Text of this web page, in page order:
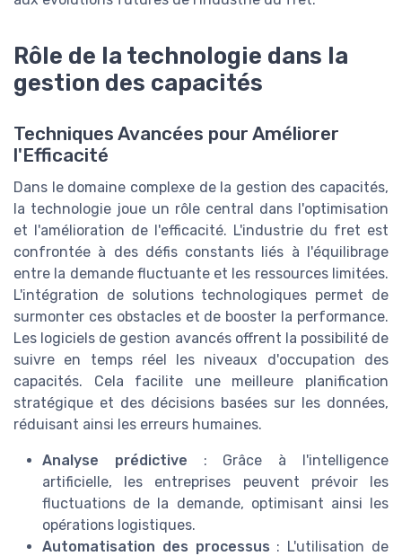
Rôle de la technologie dans la
gestion des capacités
Techniques Avancées pour Améliorer
l'Efficacité
Dans le domaine complexe de la gestion des capacités,
la technologie joue un rôle central dans l'optimisation
et l'amélioration de l'efficacité. L'industrie du fret est
confrontée à des défis constants liés à l'équilibrage
entre la demande fluctuante et les ressources limitées.
L'intégration de solutions technologiques permet de
surmonter ces obstacles et de booster la performance.
Les logiciels de gestion avancés offrent la possibilité de
suivre en temps réel les niveaux d'occupation des
capacités. Cela facilite une meilleure planification
stratégique et des décisions basées sur les données,
réduisant ainsi les erreurs humaines.
Analyse prédictive : Grâce à l'intelligence
artificielle, les entreprises peuvent prévoir les
fluctuations de la demande, optimisant ainsi les
opérations logistiques.
Automatisation des processus : L'utilisation de